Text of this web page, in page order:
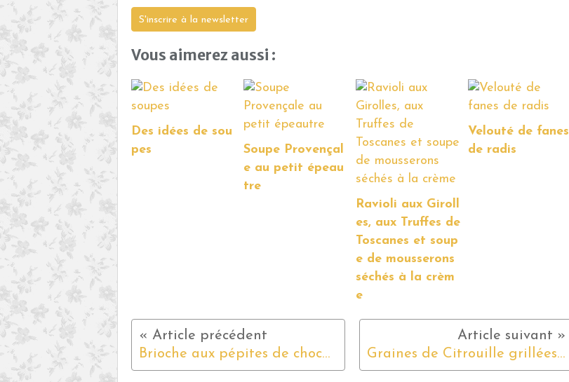
S'inscrire à la newsletter
Vous aimerez aussi :
Des idées de sou
pes
Soupe Provençal
e au petit épeau
tre
Ravioli aux Giroll
es, aux Truffes de
Toscanes et soup
e de mousserons
séchés à la crèm
e
Velouté de fanes
de radis
Brioche aux pépites de chocolat Graines de Citrouille grillées au Curry et Cumin